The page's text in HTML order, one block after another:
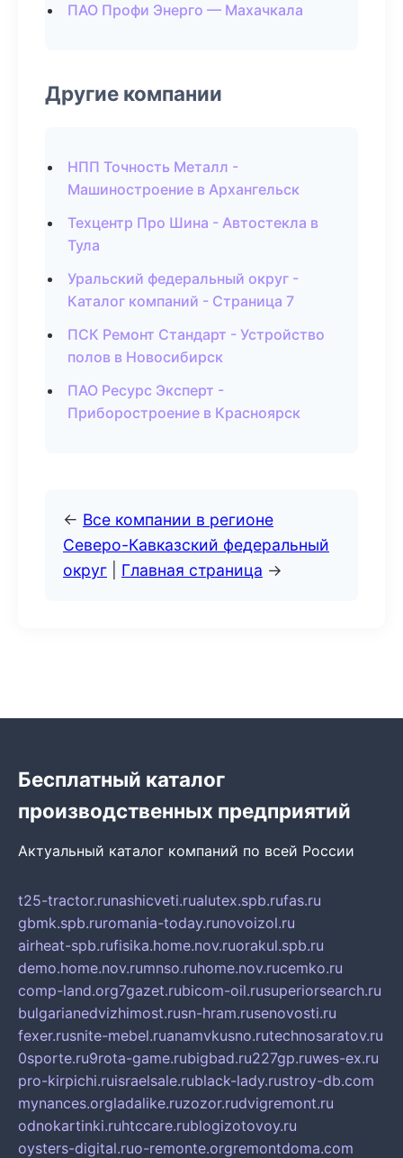
ПАО Профи Энерго — Махачкала
Другие компании
НПП Точность Металл -
Машиностроение в Архангельск
Техцентр Про Шина - Автостекла в
Тула
Уральский федеральный округ -
Каталог компаний - Страница 7
ПСК Ремонт Стандарт - Устройство
полов в Новосибирск
ПАО Ресурс Эксперт -
Приборостроение в Красноярск
← Все компании в регионе
Северо-Кавказский федеральный
округ
Главная страница →
Бесплатный каталог
производственных предприятий
Актуальный каталог компаний по всей России
t25-tractor.runashicveti.rualutex.spb.rufas.ru
gbmk.spb.ruromania-today.runovoizol.ru
airheat-spb.rufisika.home.nov.ruorakul.spb.ru
demo.home.nov.rumnso.ruhome.nov.rucemko.ru
comp-land.org7gazet.rubicom-oil.rusuperiorsearch.ru
bulgarianedvizhimost.rusn-hram.rusenovosti.ru
fexer.rusnite-mebel.ruanamvkusno.rutechnosaratov.ru
0sporte.ru9rota-game.rubigbad.ru227gp.ruwes-ex.ru
pro-kirpichi.ruisraelsale.rublack-lady.rustroy-db.com
mynances.orgladalike.ruzozor.rudvigremont.ru
odnokartinki.ruhtccare.rublogizotovoy.ru
oysters-digital.ruo-remonte.orgremontdoma.com